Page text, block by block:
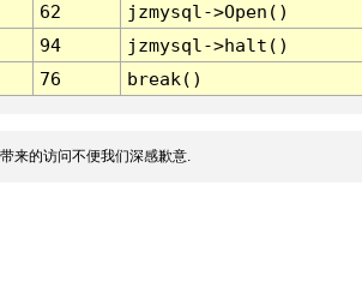
62
jzmysql->Open()
94
jzmysql->halt()
76 break()
来的访问不便我们深感歉意.